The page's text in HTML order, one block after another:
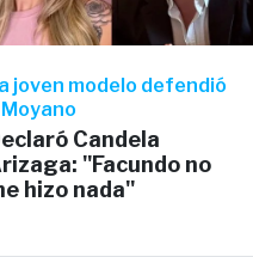
joven modelo defendió
Candela
"Facundo no
hizo nada"